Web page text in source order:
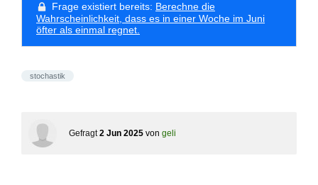
Frage existiert bereits: Berechne die
Wahrscheinlichkeit, dass es in einer Woche im Juni
öfter als einmal regnet.
stochastik
Gefragt 2 Jun 2025 von geli